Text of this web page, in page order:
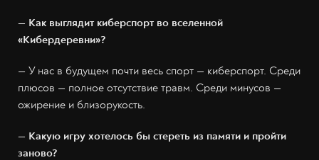
— Как выглядит киберспорт во вселенной
«Кибердеревни»?
— У нас в будущем почти весь спорт — киберспорт. Среди
плюсов — полное отсутствие травм. Среди минусов —
ожирение и близорукость.
— Какую игру хотелось бы стереть из памяти и пройти
заново?